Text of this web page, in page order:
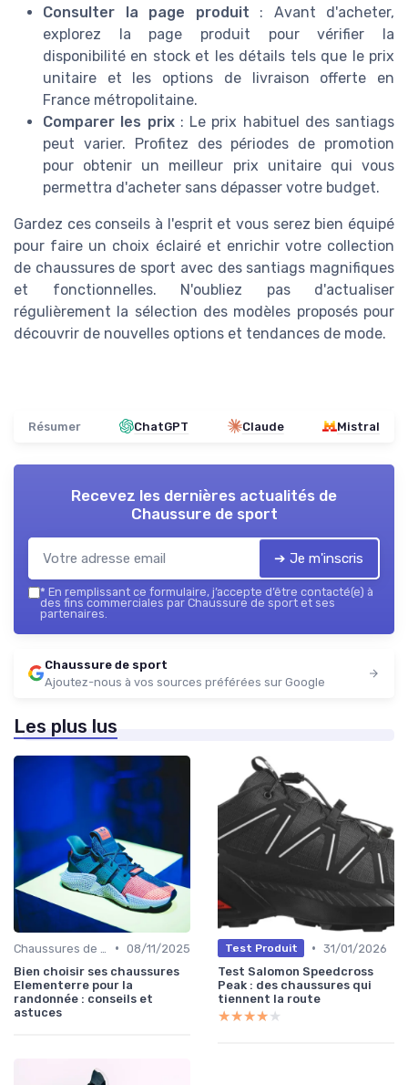
Consulter la page produit : Avant d'acheter,
explorez la page produit pour vérifier la
disponibilité en stock et les détails tels que le prix
unitaire et les options de livraison offerte en
France métropolitaine.
Comparer les prix: Le prix habituel des santiags
peut varier. Profitez des périodes de promotion
pour obtenir un meilleur prix unitaire qui vous
permettra d'acheter sans dépasser votre budget.
Gardez ces conseils à l'esprit et vous serez bien équipé
pour faire un choix éclairé et enrichir votre collection
de chaussures de sport avec des santiags magnifiques
et fonctionnelles. N'oubliez pas d'actualiser
régulièrement la sélection des modèles proposés pour
découvrir de nouvelles options et tendances de mode.
Résumer ChatGPT Claude Mistral
Recevez les dernières actualités de
Chaussure de sport
➔ Je m'inscris
* En remplissant ce formulaire, j’accepte d’être contacté(e) à
des fins commerciales par Chaussure de sport et ses
partenaires.
Chaussure de sport
Ajoutez-nous à vos sources préférées sur Google
Les plus lus
• 08/11/2025
Bien choisir ses chaussures
Elementerre pour la
randonnée : conseils et
astuces
Test Produit • 31/01/2026
Test Salomon Speedcross
Peak : des chaussures qui
tiennent la route
★★★★★
★★★★★